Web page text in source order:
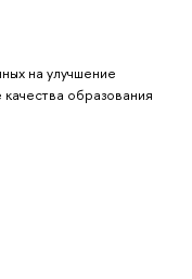
на улучшение
образования